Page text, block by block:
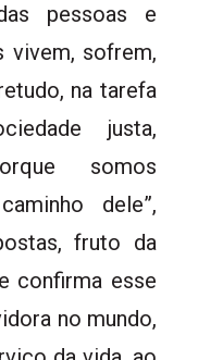
pessoas e
vivem, sofrem,
na tarefa
justa,
somos
dele”,
fruto da
confirma esse
no mundo,